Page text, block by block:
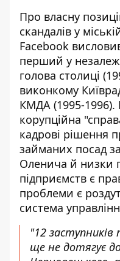
Про власну
скандалів у
Facebook
перший у
голова столиці
виконкому
КМДА (1995-1996).
корупційна
кадрові рішення
займаних посад
Оленича й низки
підприємств є
проблеми є
система
"12 заступників
ще не дотягує